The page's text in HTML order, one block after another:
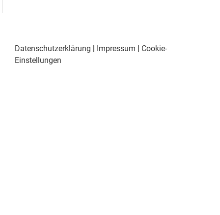
Datenschutzerklärung | Impressum | Cookie-
Einstellungen